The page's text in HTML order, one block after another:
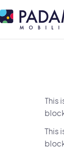
This
This